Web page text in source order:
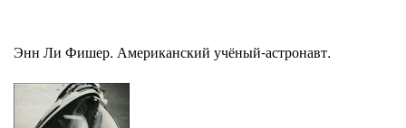
Энн Ли Фишер. Американский учёный-астронавт.